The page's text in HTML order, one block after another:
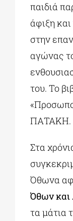
παιδιά
άφιξη
στην
αγώνας
του. Το
ΠΑΤΑΚΗ.
Στα
Όθωνα
Όθων και
τα μάτια